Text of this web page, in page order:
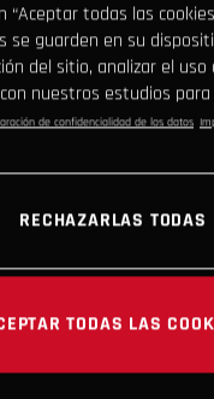
“Aceptar todas las
se guarden en su
del sitio, analizar el uso
nuestros estudios
de confidencialidad de los datos
RECHAZARLAS TODAS
TODAS LAS